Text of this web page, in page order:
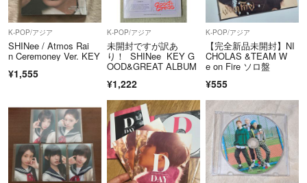
K-POP/アジア
SHINee / Atmos Rai
n Ceremoney Ver. KEY
¥1,555
K-POP/アジア
未開封ですが訳あ
り！ SHINee KEY G
OOD&GREAT ALBUM
¥1,222
K-POP/アジア
【完全新品未開封】NI
CHOLAS &TEAM W
e on Fire ソロ盤
¥555